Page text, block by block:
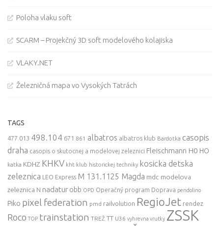
Poloha vlaku soft
SCARM – Projekčný 3D soft modelového kolajiska
VLAKY.NET
Železničná mapa vo Vysokých Tatrách
TAGS
477.013 498.104 671 861 albatros albatros klub Bardotka casopis
draha casopis o skutocnej a modelovej zeleznici Fleischmann H0 HO
katka KDHZ KHKV kht klub historickej techniky kosicka detska
zeleznica
LEO Express M 131.1125 Magda mdc modelova
zeleznica N nadatur obb OPD Operačný program Doprava pendolino
Piko pixel federation pmd railvolution RegioJet rendez
Roco TOP trainstation TREŽ TT U36 vyhrevna vrutky ZSSK